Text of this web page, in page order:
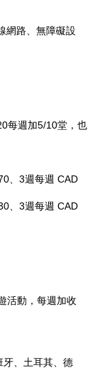
路、 無障礙設
每週加5/10堂，也
、3週每週 CAD
、3週每週 CAD
活動，每週加收
牙、土耳其、德